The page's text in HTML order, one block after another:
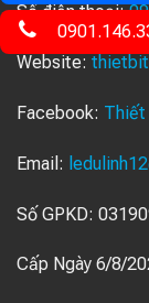
Số điện thoại:
Website:
Facebook: Thiết
Email:
Số GPKD:
Cấp Ngày 6/8/